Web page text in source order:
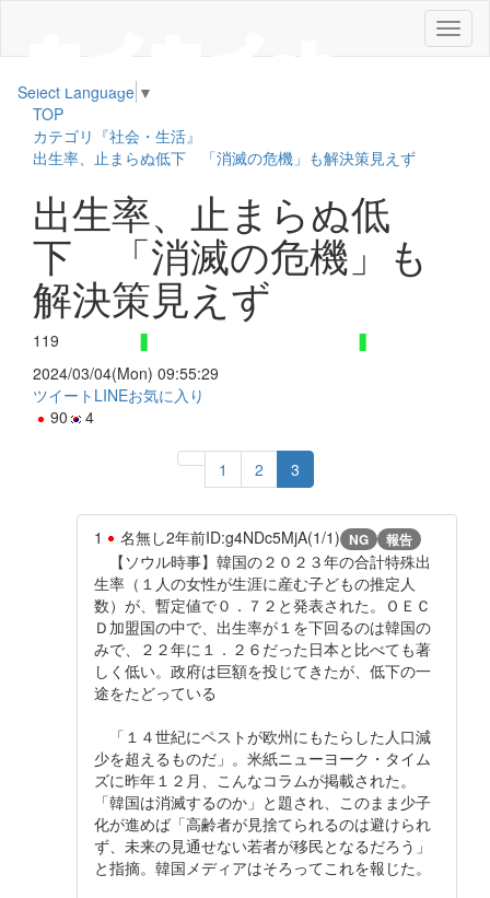
メ
ニ
Select Language ▼
TOP
カテゴリ『社会・生活』
出生率、止まらぬ低下 「消滅の危機」も解決策見えず
出生率、止まらぬ低
下 「消滅の危機」も
解決策見えず
119
2024/03/04(Mon) 09:55:29
ツイート LINEお気に入り
90
4
1 2 3
1 名無し2年前ID:g4NDc5MjA(1/1) NG 報告
【ソウル時事】韓国の２０２３年の合計特殊出
生率（１人の女性が生涯に産む子どもの推定人
数）が、暫定値で０．７２と発表された。ＯＥＣ
Ｄ加盟国の中で、出生率が１を下回るのは韓国の
みで、２２年に１．２６だった日本と比べても著
しく低い。政府は巨額を投じてきたが、低下の一
途をたどっている
「１４世紀にペストが欧州にもたらした人口減
少を超えるものだ」。米紙ニューヨーク・タイム
ズに昨年１２月、こんなコラムが掲載された。
「韓国は消滅するのか」と題され、このまま少子
化が進めば「高齢者が見捨てられるのは避けられ
ず、未来の見通せない若者が移民となるだろう」
と指摘。韓国メディアはそろってこれを報じた。